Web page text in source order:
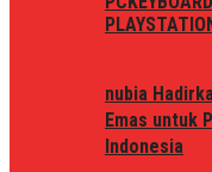
nubia
Emas untuk
Indonesia